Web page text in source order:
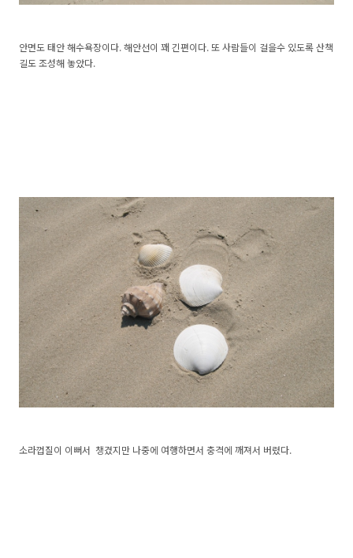
안면도 태안 해수욕장이다. 해안선이 꽤 긴편이다. 또 사람들이 걸을수 있도록 산책
길도 조성해 놓았다.
소라껍질이 이뻐서 챙겼지만 나중에 여행하면서 충격에 깨져서 버렸다.